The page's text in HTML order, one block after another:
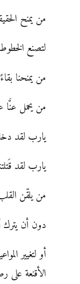
من يمنح
لتصنع
من يمنحنا
من يحمل عنَّا
يارب لقد
يارب لقد
من يلقّن
دون أن يترك
أو لتغيير
الأقنعة